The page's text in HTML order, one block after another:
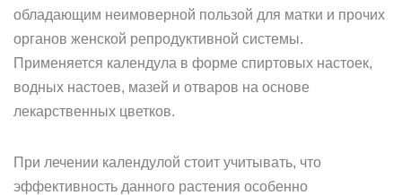
обладающим неимоверной пользой для матки и прочих
органов женской репродуктивной системы.
Применяется календула в форме спиртовых настоек,
водных настоев, мазей и отваров на основе
лекарственных цветков.
При лечении календулой стоит учитывать, что
эффективность данного растения особенно